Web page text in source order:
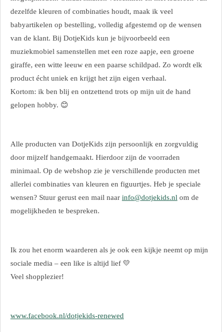
dezelfde kleuren of combinaties houdt, maak ik veel
babyartikelen op bestelling, volledig afgestemd op de wensen
van de klant. Bij DotjeKids kun je bijvoorbeeld een
muziekmobiel samenstellen met een roze aapje, een groene
giraffe, een witte leeuw en een paarse schildpad. Zo wordt elk
product écht uniek en krijgt het zijn eigen verhaal.
Kortom: ik ben blij en ontzettend trots op mijn uit de hand
gelopen hobby. 😊
Alle producten van DotjeKids zijn persoonlijk en zorgvuldig
door mijzelf handgemaakt. Hierdoor zijn de voorraden
minimaal. Op de webshop zie je verschillende producten met
allerlei combinaties van kleuren en figuurtjes. Heb je speciale
wensen? Stuur gerust een mail naar info@dotjekids.nl om de
mogelijkheden te bespreken.
Ik zou het enorm waarderen als je ook een kijkje neemt op mijn
sociale media – een like is altijd lief 💛
Veel shopplezier!
www.facebook.nl/dotjekids-renewed